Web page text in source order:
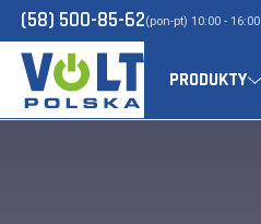
(58) 500-85-62(pon-pt) 10:00 - 16:00
PRODUKTY